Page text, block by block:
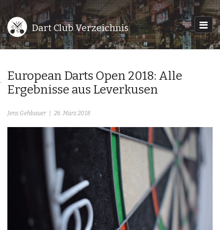
Dart Club Verzeichnis
European Darts Open 2018: Alle
Ergebnisse aus Leverkusen
Jens Gehbauer 26. März 2018